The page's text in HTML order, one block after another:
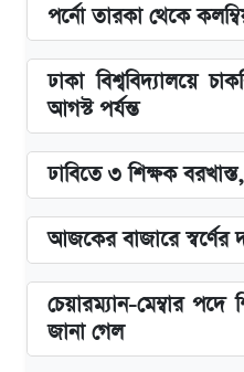
পর্নো তারকা থেকে
ঢাকা বিশ্ববিদ্যালয়ে
আগস্ট পর্যন্ত
ঢাবিতে ৩ শিক্ষক
আজকের বাজারে
চেয়ারম্যান-মেম্বার
জানা গেল